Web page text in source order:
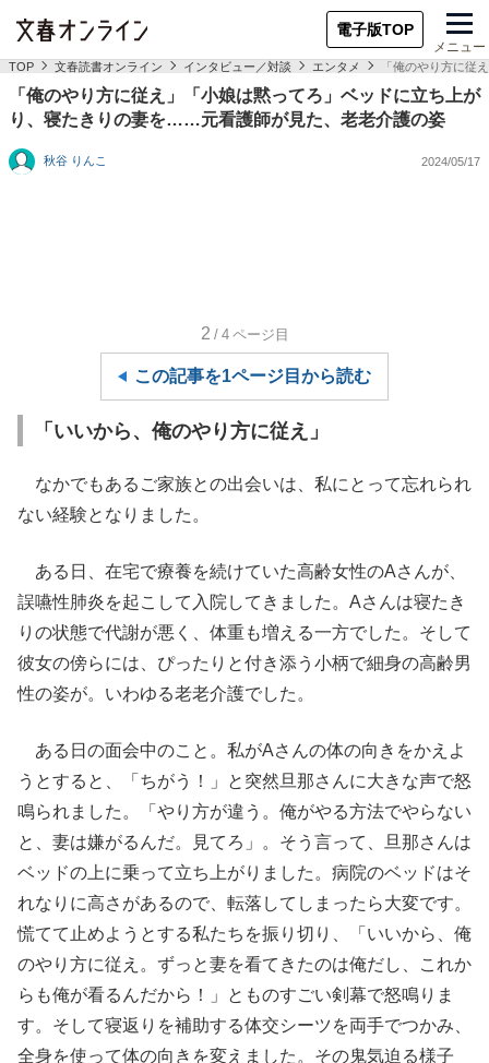
電子版TOP
メニュー
TOP 文春読書オンライン インタビュー／対談 エンタメ 「俺のやり方に従
「俺のやり方に従え」「小娘は黙ってろ」ベッドに立ち上が
り、寝たきりの妻を……元看護師が見た、老老介護の姿
秋谷 りんこ 2024/05/17
2 /4 ページ目
この記事を1ページ目から読む
「いいから、俺のやり方に従え」
なかでもあるご家族との出会いは、私にとって忘れられ
ない経験となりました。
ある日、在宅で療養を続けていた高齢女性のAさんが、
誤嚥性肺炎を起こして入院してきました。Aさんは寝たき
りの状態で代謝が悪く、体重も増える一方でした。そして
彼女の傍らには、ぴったりと付き添う小柄で細身の高齢男
性の姿が。いわゆる老老介護でした。
ある日の面会中のこと。私がAさんの体の向きをかえよ
うとすると、「ちがう！」と突然旦那さんに大きな声で怒
鳴られました。「やり方が違う。俺がやる方法でやらない
と、妻は嫌がるんだ。見てろ」。そう言って、旦那さんは
ベッドの上に乗って立ち上がりました。病院のベッドはそ
れなりに高さがあるので、転落してしまったら大変です。
慌てて止めようとする私たちを振り切り、「いいから、俺
のやり方に従え。ずっと妻を看てきたのは俺だし、これか
らも俺が看るんだから！」とものすごい剣幕で怒鳴りま
す。そして寝返りを補助する体交シーツを両手でつかみ、
全身を使って体の向きを変えました。その鬼気迫る様子